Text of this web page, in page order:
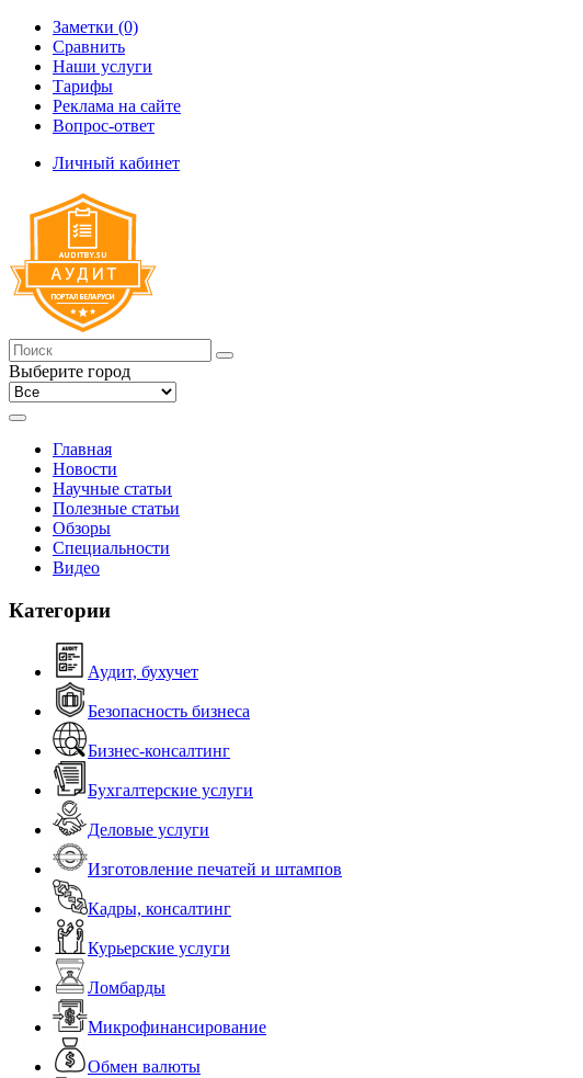
Заметки (0)
Сравнить
Наши услуги
Тарифы
Реклама на сайте
Вопрос-ответ
Личный кабинет
Выберите город
Главная
Новости
Научные статьи
Полезные статьи
Обзоры
Специальности
Видео
Категории
Аудит, бухучет
Безопасность бизнеса
Бизнес-консалтинг
Бухгалтерские услуги
Деловые услуги
Изготовление печатей и штампов
Кадры, консалтинг
Курьерские услуги
Ломбарды
Микрофинансирование
Обмен валюты